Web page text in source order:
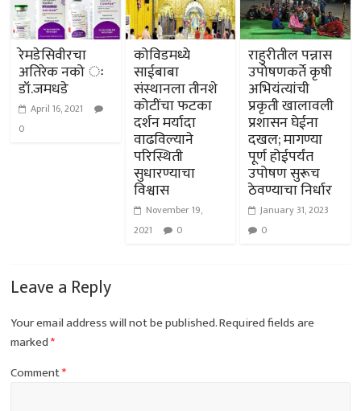
रेमडेसिवीरचा
अतिरेक नको ः
डॉ.जमधडे
April 16, 2021
0
कोविडमध्ये
साईबाबा
संस्थानला तीनशे
कोटींचा फटका
दर्शन मर्यादा
वाढविल्याने
परिस्थिती
सुधारण्याचा
विश्वास
November 19,
2021
0
राहुरीतील पन्नास
उपोषणकर्ते कृषी
अभियंत्यांची
प्रकृती खालावली
प्रशासन घेईना
दखल; मागण्या
पूर्ण होईपर्यंत
उपोषण सुरूच
ठेवण्याचा निर्धार
January 31, 2023
0
Leave a Reply
Your email address will not be published.Required fields are
marked*
Comment*